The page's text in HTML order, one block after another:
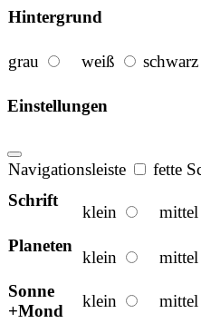
Hintergrund
grau weiß schwarz
Einstellungen
Navigationsleiste fette
Schrift
klein mittel
Planeten
klein mittel
Sonne
+Mond
klein mittel